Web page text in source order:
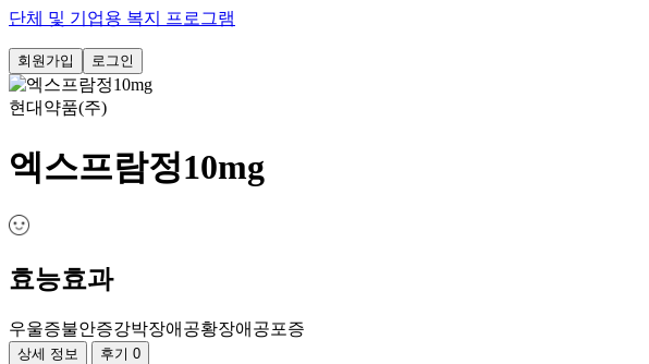
단체 및 기업용 복지 프로그램
회원가입 로그인
현대약품(주)
엑스프람정10mg
효능효과
우울증불안증강박장애 공황장애 공포증
상세 정보 후기 0